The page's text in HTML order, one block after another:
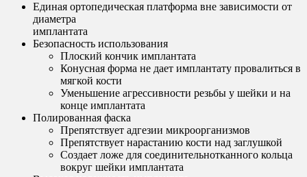
Единая ортопедическая платформа вне зависимости от
диаметра
имплантата
Безопасность использования
Плоский кончик имплантата
Конусная форма не дает имплантату провалиться в
мягкой кости
Уменьшение агрессивности резьбы у шейки и на
конце имплантата
Полированная фаска
Препятствует адгезии микроорганизмов
Препятствует нарастанию кости над заглушкой
Создает ложе для соединительнотканного кольца
вокруг шейки имплантата